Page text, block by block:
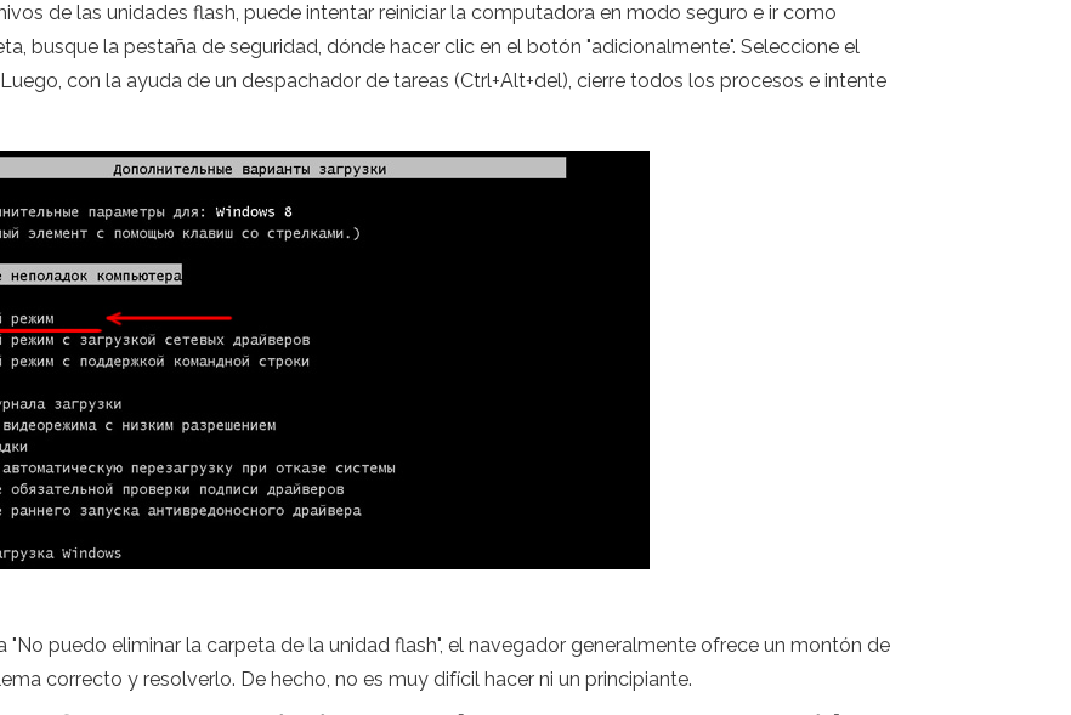
de las unidades flash, puede intentar reiniciar la computadora en modo seguro e ir como
busque la pestaña de seguridad, dónde hacer clic en el botón "adicionalmente". Seleccione el
con la ayuda de un despachador de tareas (Ctrl+Alt+del), cierre todos los procesos e intente
puedo eliminar la carpeta de la unidad flash", el navegador generalmente ofrece un montón de
correcto y resolverlo. De hecho, no es muy difícil hacer ni un principiante.